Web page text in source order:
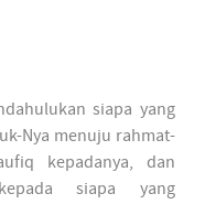
siapa yang
Nya menuju rahmat-
kepadanya, dan
siapa yang